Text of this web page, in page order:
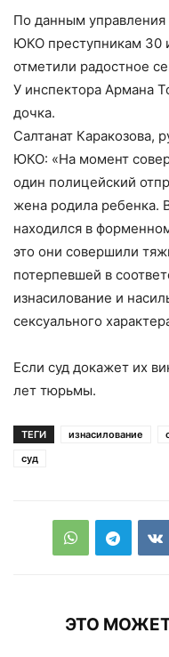
По данным
ЮКО преступникам 30
отметили радостное
У инспектора Армана
дочка.
Салтанат Каракозова,
ЮКО: «На момент
один полицейский
жена родила ребенка.
находился в
это они совершили
потерпевшей в
изнасилование и
сексуального
Если суд докажет их
лет тюрьмы.
ТЕГИ изнасилование
суд
ЭТО